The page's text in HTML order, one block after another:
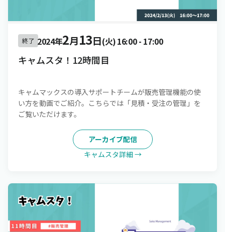
終了 2024年2月13日(火)16:00- 17:00
キャムスタ！12時間目
キャムマックスの導入サポートチームが販売管理機能の使
い方を動画でご紹介。こちらでは「見積・受注の管理」を
ご覧いただけます。
アーカイブ配信
キャムスタ詳細 →